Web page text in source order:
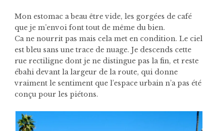
Mon estomac a beau être vide, les gorgées de café
que je m’envoi font tout de même du bien.
Ca ne nourrit pas mais cela met en condition. Le ciel
est bleu sans une trace de nuage. Je descends cette
rue rectiligne dont je ne distingue pas la fin, et reste
ébahi devant la largeur de la route, qui donne
vraiment le sentiment que l’espace urbain n’a pas été
conçu pour les piétons.